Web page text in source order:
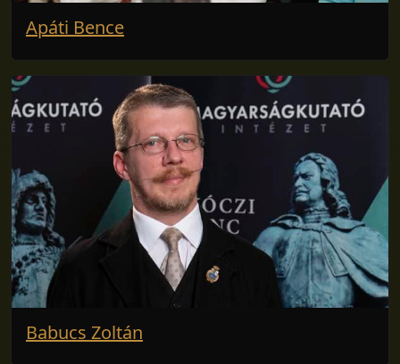
Apáti Bence
Babucs Zoltán